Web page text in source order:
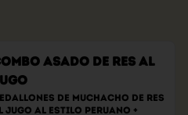
Asado de Res al
de muchacho de res
jugo al estilo peruano +